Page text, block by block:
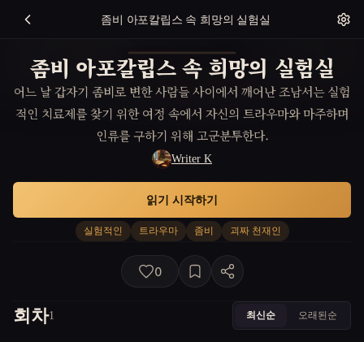
좀비 아포칼립스 속 희망의 실험실
좀비 아포칼립스 속 희망의 실험실
어느 날 갑자기 좀비로 변한 사람들 사이에서 깨어난 조남서는 실험
적인 치료제를 찾기 위한 여정 속에서 자신의 트라우마와 마주하며
인류를 구하기 위해 고군분투한다.
Writer K
실험적인 트라우마 좀비 괴짜 천재인
읽기 시작하기
0
회차1 최신순 오래된순